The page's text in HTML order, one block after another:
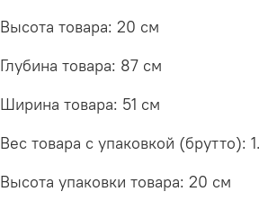
Высота товара: 20 см
Глубина товара: 87 см
Ширина товара: 51 см
Вес товара с упаковкой (брутто):
Высота упаковки товара: 20 см